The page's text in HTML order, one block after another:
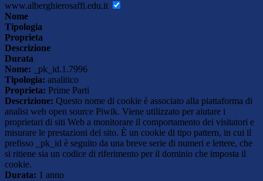
www.alberghierosaffi.edu.it
Nome
Tipologia
Proprieta
Descrizione
Durata
Nome: _pk_id.1.7996
Tipologia: analitico
Proprieta: Prime Parti
Descrizione: Questo nome di cookie è associato alla piattaforma di
analisi web open source Piwik. Viene utilizzato per aiutare i
proprietari di siti Web a monitorare il comportamento dei visitatori e
misurare le prestazioni del sito. È un cookie di tipo pattern, in cui il
prefisso _pk_id è seguito da una breve serie di numeri e lettere, che
si ritiene sia un codice di riferimento per il dominio che imposta il
cookie.
Durata: 1 anno